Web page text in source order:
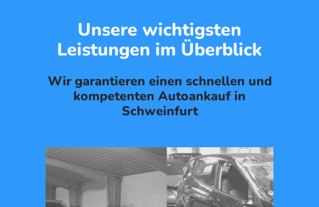
Unsere wichtigsten
Leistungen im Überblick
Wir garantieren einen schnellen und
kompetenten Autoankauf in
Schweinfurt